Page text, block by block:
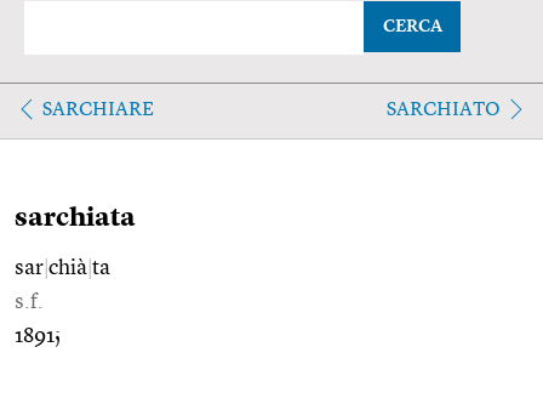
CERCA
SARCHIARE SARCHIATO
sarchiata
sar chià ta
s.f.
1891;